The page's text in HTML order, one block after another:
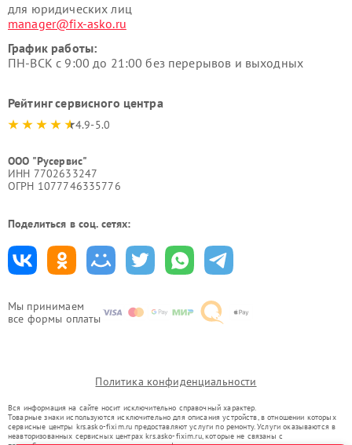
Мы принимаем
все формы оплаты
для юридических лиц
manager@fix-asko.ru
График работы:
ПН-ВСК с 9:00 до 21:00 без перерывов и выходных
Рейтинг сервисного центра
4.9-5.0
ООО "Русервис"
ИНН 7702633247
ОГРН 1077746335776
Поделиться в соц. сетях:
Политика конфиденциальности
Вся информация на сайте носит исключительно справочный характер.
Товарные знаки используются исключительно для описания устройств, в отношении которых
сервисные центры krs.asko-fixim.ru предоставляют услуги по ремонту. Услуги оказываются в
неавторизованных сервисных центрах krs.asko-fixim.ru, которые не связаны с